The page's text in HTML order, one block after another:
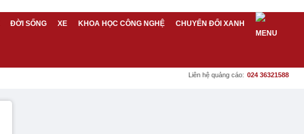
ĐỜI SỐNG XE KHOA HỌC CÔNG NGHỆ CHUYỂN ĐỔI XANH
Liên hệ quảng cáo: 024 36321588